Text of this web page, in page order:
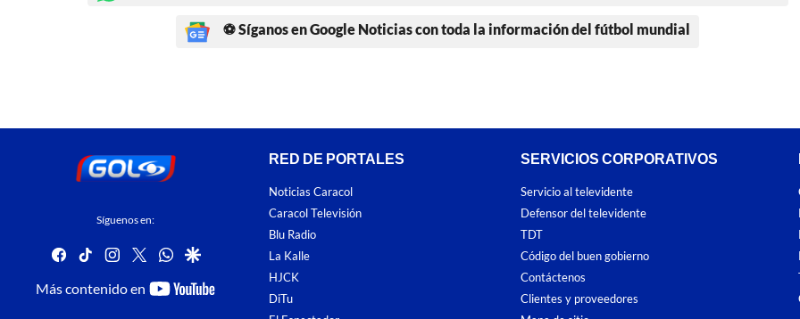
⚽ Síganos en Google Noticias con toda la información del fútbol mundial
Síguenos en:
facebook
tiktokinstagram
twitterwhatsapp
google
Más contenido en
youtube-
RED DE PORTALES
Noticias Caracol
Caracol Televisión
Blu Radio
La Kalle
HJCK
DiTu
SERVICIOS CORPORATIVOS
Servicio al televidente
Defensor del televidente
TDT
Código del buen gobierno
Contáctenos
Clientes y proveedores